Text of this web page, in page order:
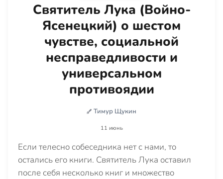
Святитель Лука (Войно-
Ясенецкий) о шестом
чувстве, социальной
несправедливости и
универсальном
противоядии
Тимур Щукин
11 июнь
Если телесно собеседника нет с нами, то
остались его книги. Святитель Лука оставил
после себя несколько книг и множество